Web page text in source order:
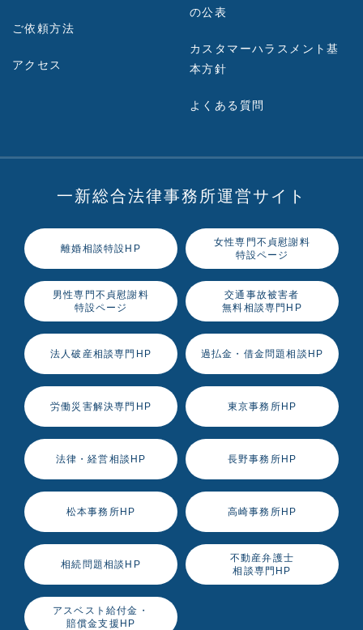
ご依頼方法
アクセス
の公表
カスタマーハラスメント基
本方針
よくある質問
一新総合法律事務所運営サイト
離婚相談特設HP
女性専門不貞慰謝料
特設ページ
男性専門不貞慰謝料
特設ページ
交通事故被害者
無料相談専門HP
法人破産相談専門HP 過払金・借金問題相談HP
労働災害解決専門HP 東京事務所HP
法律・経営相談HP 長野事務所HP
松本事務所HP 高崎事務所HP
相続問題相談HP
不動産弁護士
相談専門HP
アスベスト給付金・
賠償金支援HP